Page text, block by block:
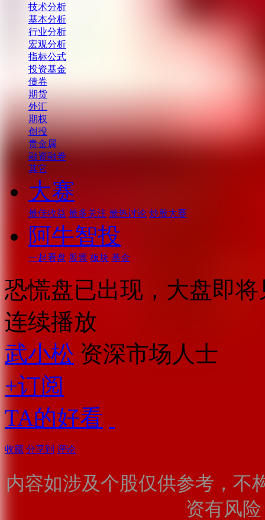
技术分析
基本分析
行业分析
宏观分析
指标公式
投资基金
债券
期货
外汇
期权
创投
贵金属
融资融券
其它
大赛
最佳收益 最多关注 最热讨论 炒股大赛
阿牛智投
一起看盘 股票 板块 基金
恐慌盘已出现，大盘即将
连续播放
武小松 资深市场人士
+订阅
TA的好看
收藏 分享到 评论
内容如涉及个股仅供参考，不
资有风